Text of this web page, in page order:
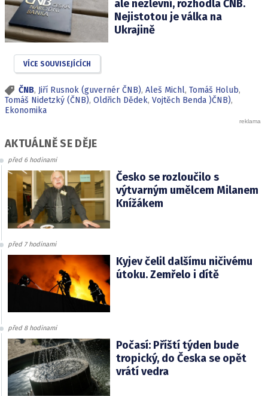
ale nezlevní, rozhodla ČNB.
Nejistotou je válka na
Ukrajině
VÍCE SOUVISEJÍCÍCH
ČNB, Jiří Rusnok (guvernér ČNB), Aleš Michl, Tomáš Holub,
Tomáš Nidetzký (ČNB), Oldřich Dědek, Vojtěch Benda )ČNB),
Ekonomika
AKTUÁLNĚ SE DĚJE
před 6 hodinami
Česko se rozloučilo s
výtvarným umělcem Milanem
Knížákem
před 7 hodinami
Kyjev čelil dalšímu ničivému
útoku. Zemřelo i dítě
před 8 hodinami
Počasí: Příští týden bude
tropický, do Česka se opět
vrátí vedra